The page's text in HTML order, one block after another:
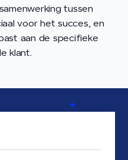
tussen
voor het succes, en
aan de specifieke
klant.